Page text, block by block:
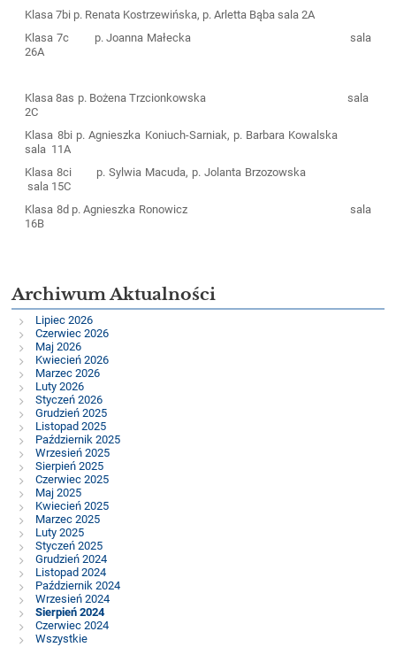
Klasa 7bi p. Renata Kostrzewińska, p. Arletta Bąba sala 2A
Klasa 7c
p. Joanna Małecka
sala
26A
Klasa 8as p. Bożena Trzcionkowska
sala
2C
Klasa 8bi p. Agnieszka Koniuch-Sarniak, p. Barbara Kowalska
sala 11A
Klasa 8ci
p. Sylwia Macuda, p. Jolanta Brzozowska
sala 15C
Klasa 8d p. Agnieszka Ronowicz
sala
16B
Archiwum Aktualności
Lipiec 2026
Czerwiec 2026
Maj 2026
Kwiecień 2026
Marzec 2026
Luty 2026
Styczeń 2026
Grudzień 2025
Listopad 2025
Październik 2025
Wrzesień 2025
Sierpień 2025
Czerwiec 2025
Maj 2025
Kwiecień 2025
Marzec 2025
Luty 2025
Styczeń 2025
Grudzień 2024
Listopad 2024
Październik 2024
Wrzesień 2024
Sierpień 2024
Czerwiec 2024
Wszystkie